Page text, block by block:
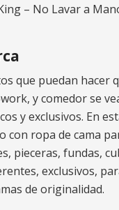
– No Lavar a
que puedan hacer
y comedor se
y exclusivos. En
con ropa de cama
pieceras, fundas,
exclusivos,
de originalidad.